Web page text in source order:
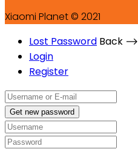
Xiaomi Planet © 2021
Lost Password Back ⟶
Login
Register
Get new password